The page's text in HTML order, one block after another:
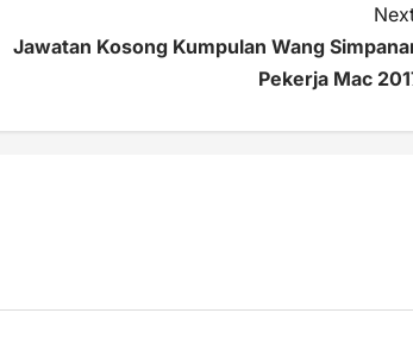
Jawatan Kosong Kumpulan Wang
Pekerja Mac